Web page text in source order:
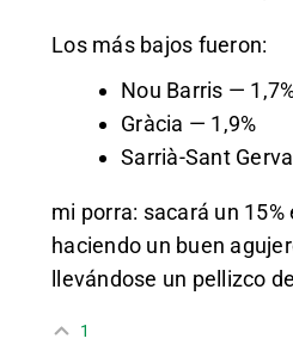
Los más bajos fueron:
Nou Barris —
Gràcia — 1,9%
Sarrià-Sant
mi porra: sacará un 15%
haciendo un buen
llevándose un pellizco
1